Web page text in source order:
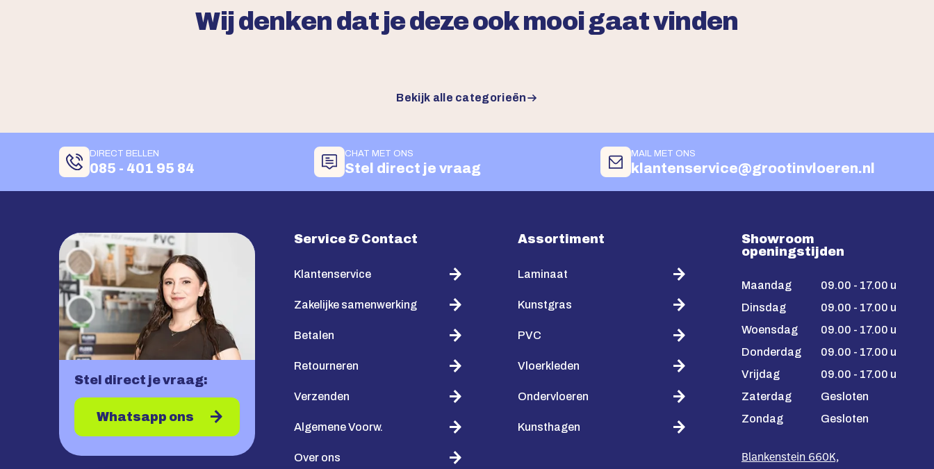
Wij denken dat je deze ook mooi gaat vinden
Bekijk alle categorieën
DIRECT BELLEN
085 - 401 95 84
CHAT MET ONS
Stel direct je vraag
MAIL MET ONS
klantenservice@grootinvloeren.nl
Stel direct je vraag:
Whatsapp ons
Service & Contact
Klantenservice
Zakelijke samenwerking
Betalen
Retourneren
Verzenden
Algemene Voorw.
Over ons
Assortiment
Laminaat
Kunstgras
PVC
Vloerkleden
Ondervloeren
Kunsthagen
Showroom
openingstijden
Maandag
09.00 - 17.00 u
Dinsdag
09.00 - 17.00 u
Woensdag
09.00 - 17.00 u
Donderdag
09.00 - 17.00 u
Vrijdag
09.00 - 17.00 u
Zaterdag
Gesloten
Zondag
Gesloten
Blankenstein 660K,